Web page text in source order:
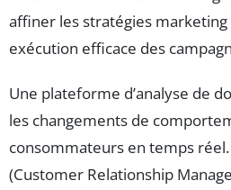
affiner les stratégies
exécution efficace des
Une plateforme d’analyse de
les changements de
consommateurs en temps
(Customer Relationship